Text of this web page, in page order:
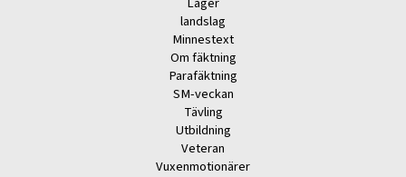
landslag
Minnestext
Om fäktning
Parafäktning
SM-veckan
Tävling
Utbildning
Veteran
Vuxenmotionärer